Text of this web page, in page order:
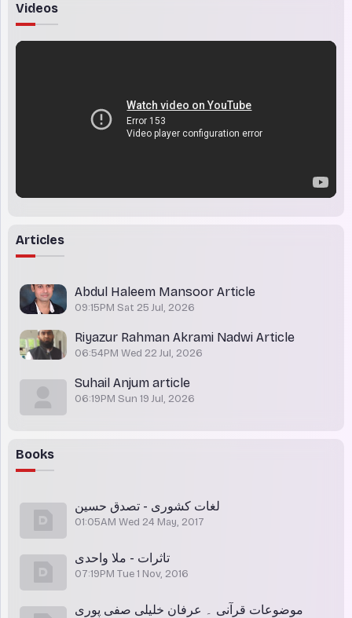
Videos
Articles
Abdul Haleem Mansoor Article
09:15PM Sat 25 Jul, 2026
Riyazur Rahman Akrami Nadwi Article
06:54PM Wed 22 Jul, 2026
Suhail Anjum article
06:19PM Sun 19 Jul, 2026
Books
لغات کشوری - تصدق حسین
01:05AM Wed 24 May, 2017
تاثرات - ملا واحدی
07:19PM Tue 1 Nov, 2016
موضوعات قرآنی ۔ عرفان خلیلی صفی پوری